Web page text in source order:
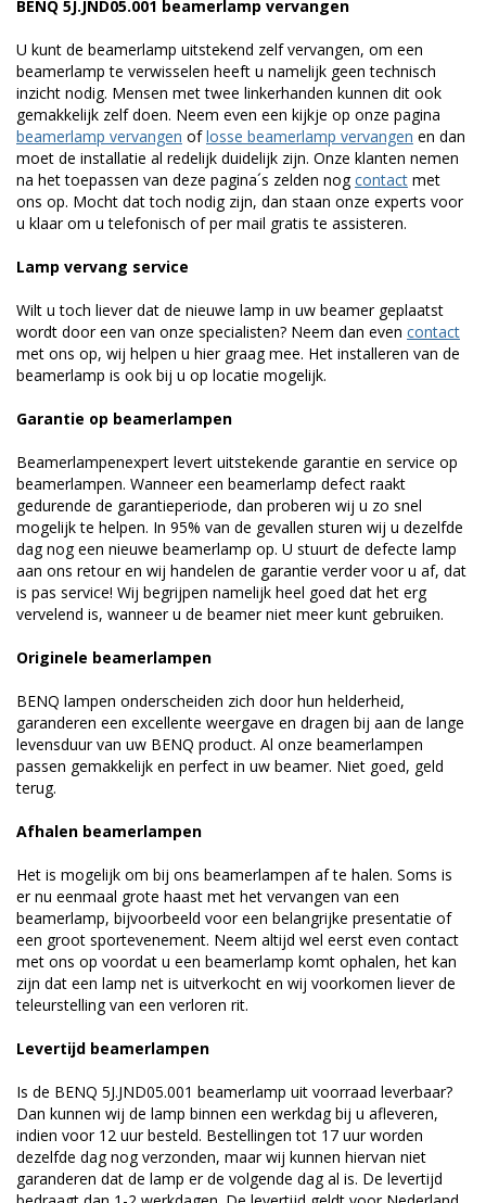
BENQ 5J.JND05.001 beamerlamp vervangen
U kunt de beamerlamp uitstekend zelf vervangen, om een
beamerlamp te verwisselen heeft u namelijk geen technisch
inzicht nodig. Mensen met twee linkerhanden kunnen dit ook
gemakkelijk zelf doen. Neem even een kijkje op onze pagina
beamerlamp vervangen oflosse beamerlamp vervangen en dan
moet de installatie al redelijk duidelijk zijn. Onze klanten nemen
na het toepassen van deze pagina´s zelden nogcontact met
ons op. Mocht dat toch nodig zijn, dan staan onze experts voor
u klaar om u telefonisch of per mail gratis te assisteren.
Lamp vervang service
Wilt u toch liever dat de nieuwe lamp in uw beamer geplaatst
wordt door een van onze specialisten? Neem dan even contact
met ons op, wij helpen u hier graag mee. Het installeren van de
beamerlamp is ook bij u op locatie mogelijk.
Garantie op beamerlampen
Beamerlampenexpert levert uitstekende garantie en service op
beamerlampen. Wanneer een beamerlamp defect raakt
gedurende de garantieperiode, dan proberen wij u zo snel
mogelijk te helpen. In 95% van de gevallen sturen wij u dezelfde
dag nog een nieuwe beamerlamp op. U stuurt de defecte lamp
aan ons retour en wij handelen de garantie verder voor u af, dat
is pas service! Wij begrijpen namelijk heel goed dat het erg
vervelend is, wanneer u de beamer niet meer kunt gebruiken.
Originele beamerlampen
BENQ lampen onderscheiden zich door hun helderheid,
garanderen een excellente weergave en dragen bij aan de lange
levensduur van uw BENQ product. Al onze beamerlampen
passen gemakkelijk en perfect in uw beamer. Niet goed, geld
terug.
Afhalen beamerlampen
Het is mogelijk om bij ons beamerlampen af te halen. Soms is
er nu eenmaal grote haast met het vervangen van een
beamerlamp, bijvoorbeeld voor een belangrijke presentatie of
een groot sportevenement. Neem altijd wel eerst even contact
met ons op voordat u een beamerlamp komt ophalen, het kan
zijn dat een lamp net is uitverkocht en wij voorkomen liever de
teleurstelling van een verloren rit.
Levertijd beamerlampen
Is de BENQ 5J.JND05.001 beamerlamp uit voorraad leverbaar?
Dan kunnen wij de lamp binnen een werkdag bij u afleveren,
indien voor 12 uur besteld. Bestellingen tot 17 uur worden
dezelfde dag nog verzonden, maar wij kunnen hiervan niet
garanderen dat de lamp er de volgende dag al is. De levertijd